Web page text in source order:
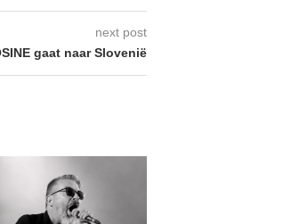
next post
gaat naar Slovenië